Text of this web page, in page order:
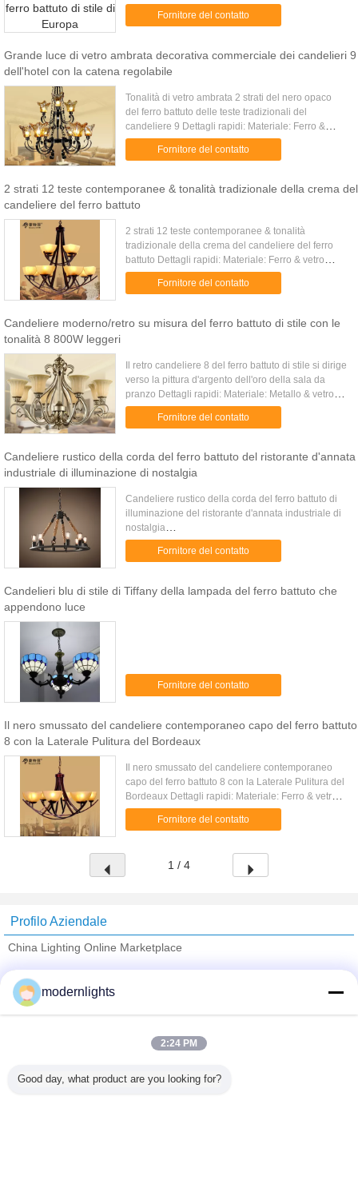
Bordeaux side-wiping lamp body simple style for
Dining-room light, ...
Fornitore del contatto
Grande luce di vetro ambrata decorativa commerciale dei candelieri 9
dell'hotel con la catena regolabile
Tonalità di vetro ambrata 2 strati del nero opaco
del ferro battuto delle teste tradizionali del
candeliere 9 Dettagli rapidi: Materiale: Ferro &
vetro Diametro della lampada: 92CM (da sinistra a
destra, misura ...
Fornitore del contatto
2 strati 12 teste contemporanee & tonalità tradizionale della crema del
candeliere del ferro battuto
2 strati 12 teste contemporanee & tonalità
tradizionale della crema del candeliere del ferro
battuto Dettagli rapidi: Materiale: Ferro & vetro
Dimensione: Diametro: 98cm (da sinistro alla
destra più lontana), ...
Fornitore del contatto
Candeliere moderno/retro su misura del ferro battuto di stile con le
tonalità 8 800W leggeri
Il retro candeliere 8 del ferro battuto di stile si dirige
verso la pittura d'argento dell'oro della sala da
pranzo Dettagli rapidi: Materiale: Metallo & vetro
Dimensione: Diametro della lampada: 90CM,
altezza ...Fornitore del contatto
Candeliere rustico della corda del ferro battuto del ristorante d'annata
industriale di illuminazione di nostalgia
Candeliere rustico della corda del ferro battuto di
illuminazione del ristorante d'annata industriale di
nostalgia
Applicazione:Hotel/domestico/casa/ufficio/ristorante/
di banchetto/salone...
Fornitore del contatto
Candelieri blu di stile di Tiffany della lampada del ferro battuto che
appendono luce
Fornitore del contatto
Il nero smussato del candeliere contemporaneo capo del ferro battuto
8 con la Laterale Pulitura del Bordeaux
Il nero smussato del candeliere contemporaneo
capo del ferro battuto 8 con la Laterale Pulitura del
Bordeaux Dettagli rapidi: Materiale: Ferro & vetro
Dimensione: Diametro: 90cm (da sinistro alla
destra più ...Fornitore del contatto
1 / 4
Profilo Aziendale
China Lighting Online Marketplace
Trust Seal
Verified Suplier
Tutti i prodotti
modernlights
2:24 PM
Good day, what product are you looking for?